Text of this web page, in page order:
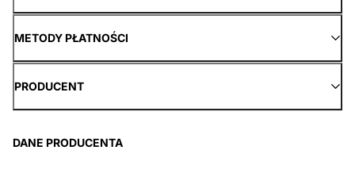
METODY PŁATNOŚCI
PRODUCENT
DANE PRODUCENTA